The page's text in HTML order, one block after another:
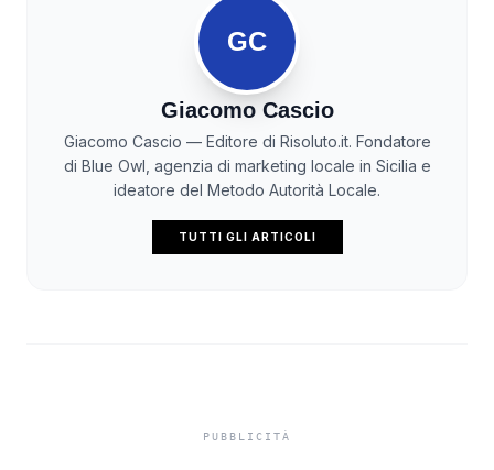
GC
Giacomo Cascio
Giacomo Cascio — Editore di Risoluto.it. Fondatore
di Blue Owl, agenzia di marketing locale in Sicilia e
ideatore del Metodo Autorità Locale.
TUTTI GLI ARTICOLI